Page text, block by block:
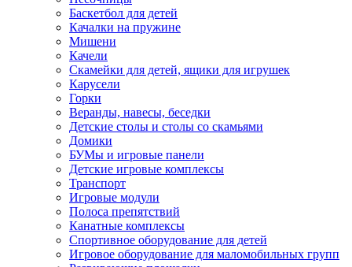
Баскетбол для детей
Качалки на пружине
Мишени
Качели
Скамейки для детей, ящики для игрушек
Карусели
Горки
Веранды, навесы, беседки
Детские столы и столы со скамьями
Домики
БУМы и игровые панели
Детские игровые комплексы
Транспорт
Игровые модули
Полоса препятствий
Канатные комплексы
Спортивное оборудование для детей
Игровое оборудование для маломобильных групп